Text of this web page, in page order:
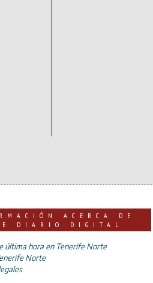
ACERCA DE
DIARIO DIGITAL
última hora en Tenerife Norte
Norte